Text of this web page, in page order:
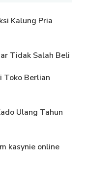
Kalung Pria
Tidak Salah Beli
Toko Berlian
Ulang Tahun
kasynie online